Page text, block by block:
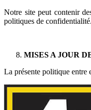
Notre site peut contenir
politiques de confidentialité.
MISES A JOUR
La présente politique entre